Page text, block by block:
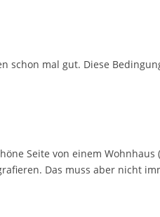
schon mal gut. Diese
Seite von einem
Das muss aber nicht